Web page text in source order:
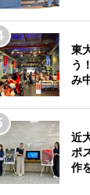
東
う
み
近
ポ
作